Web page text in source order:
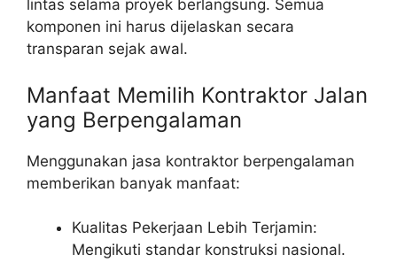
lintas selama proyek berlangsung. Semua
komponen ini harus dijelaskan secara
transparan sejak awal.
Manfaat Memilih Kontraktor Jalan
yang Berpengalaman
Menggunakan jasa kontraktor berpengalaman
memberikan banyak manfaat:
Kualitas Pekerjaan Lebih Terjamin:
Mengikuti standar konstruksi nasional.